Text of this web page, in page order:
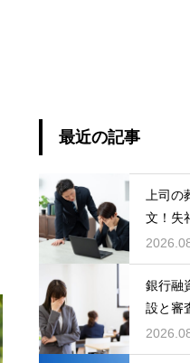
最近の記事
上司の
文！失
る例文
銀行融
設と審
ポイン